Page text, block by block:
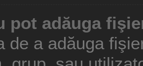
pot adăuga
de a adăuga